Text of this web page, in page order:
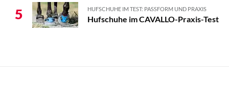
5 HUFSCHUHE IM TEST: PASSFORM UND PRAXIS
Hufschuhe im CAVALLO-Praxis-Test